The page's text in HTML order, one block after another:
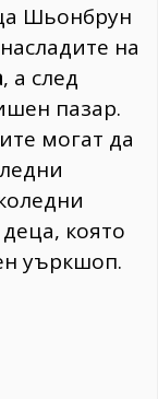
Шьонбрун
на
, а след
пазар.
могат да
която
уъркшоп.